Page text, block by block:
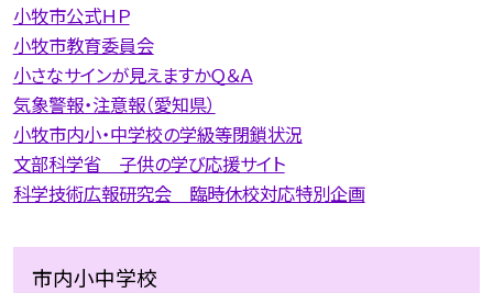
小牧市公式ＨＰ
小牧市教育委員会
小さなサインが見えますかＱ＆Ａ
気象警報・注意報（愛知県）
小牧市内小・中学校の学級等閉鎖状況
文部科学省 子供の学び応援サイト
科学技術広報研究会 臨時休校対応特別企画
市内小中学校